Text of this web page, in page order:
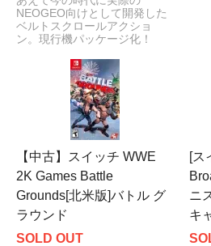
NEOGEO向けとして開発した
ベルトスクロールアクショ
ン。現行機パッケージ化！
【中古】スイッチ WWE
2K Games Battle
Grounds[北米版]バトル グ
ラウンド
SOLD OUT
[ス
ニ
キ